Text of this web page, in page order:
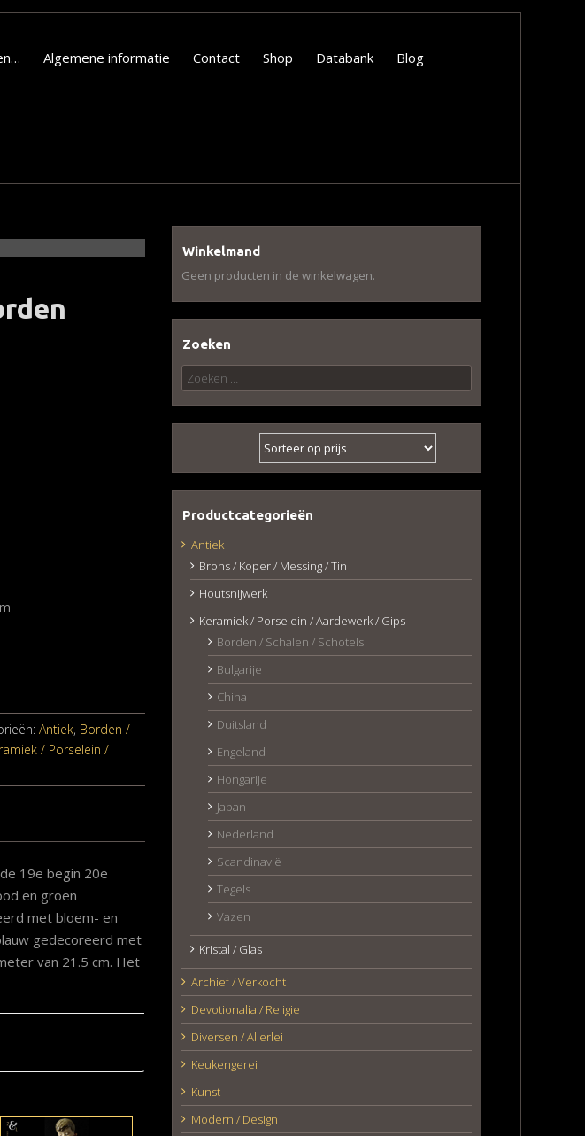
Algemene informatie Contact Shop Databank
Blog
Antiek, Borden /
/ Porselein /
19e begin 20e
en groen
met bloem- en
gedecoreerd met
van 21.5 cm. Het
Winkelmand
Geen producten in de winkelwagen.
Zoeken
Zoeken
naar:
Productcategorieën
Antiek
Brons / Koper / Messing / Tin
Houtsnijwerk
Keramiek / Porselein / Aardewerk / Gips
Borden / Schalen / Schotels
Bulgarije
China
Duitsland
Engeland
Hongarije
Japan
Nederland
Scandinavië
Tegels
Vazen
Kristal / Glas
Archief / Verkocht
Devotionalia / Religie
Diversen / Allerlei
Keukengerei
Kunst
Modern / Design